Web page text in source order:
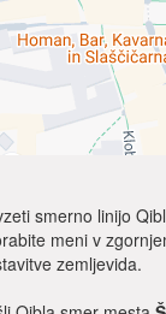
smerno linijo
meni v
zemljevida.